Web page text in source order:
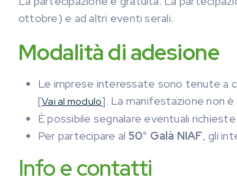
ottobre) e ad altri eventi serali.
Modalità di adesione
Le imprese interessate sono tenute a
[Vai al modulo]. La manifestazione non
È possibile segnalare eventuali
Per partecipare al 50° Galà NIAF, gli
Info e contatti